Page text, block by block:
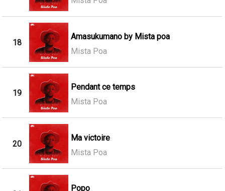
18
Amasukumano by Mista poa
Mista Poa
19
Pendant ce temps
Mista Poa
20
Ma victoire
Mista Poa
Popo